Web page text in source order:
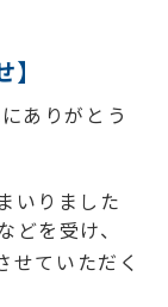
ありがとう
いりました
を受け、
せていただく